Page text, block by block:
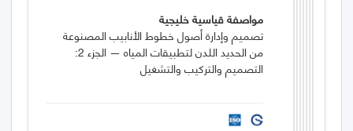
مواصفة قياسية خليجية
تصميم وإدارة أصول خطوط الأنابيب المصنوعة
من الحديد اللدن لتطبيقات المياه — الجزء 2:
التصميم والتركيب والتشغيل